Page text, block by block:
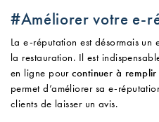
#Améliorer votre e-
La e-réputation est désormais un
la restauration. Il est
en ligne pourcontinuer à
permet d’améliorer sa e-
clients de laisser un avis.